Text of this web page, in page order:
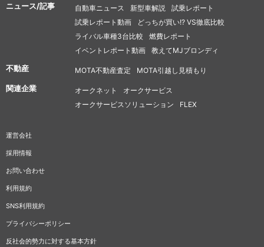
ニュース/記事 自動車ニュース 新型車解説
試乗レポート
試乗レポート動画
どっちが買い!? VS徹底比較
ライバル車種3台比較
燃費レポート
イベントレポート動画
教えてMJブロンディ
不動産 MOTA不動産査定 MOTA引越し見積もり
関連企業 オークネット
オークサービス
オークサービスソリューション
FLEX
運営会社
採用情報
お問い合わせ
利用規約
SNS利用規約
プライバシーポリシー
反社会的勢力に対する基本方針